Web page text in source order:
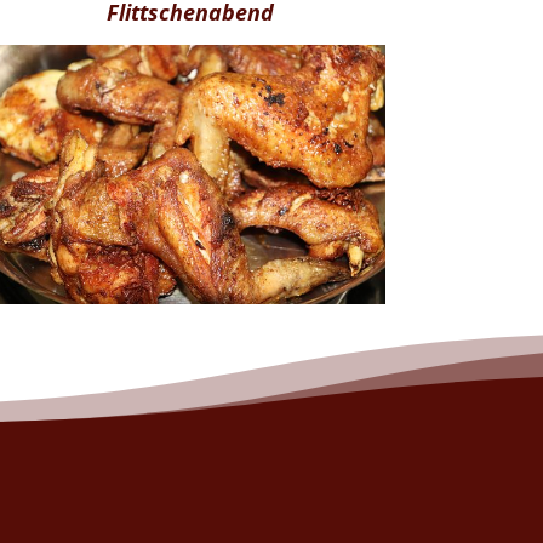
Flittschenabend
Jeden Freitag